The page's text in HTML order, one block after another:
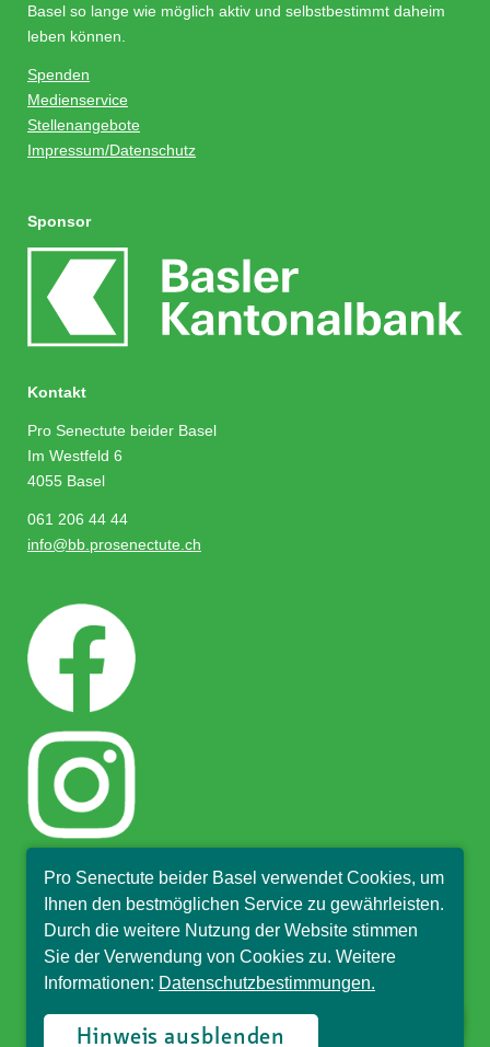
Basel so lange wie möglich aktiv und selbstbestimmt daheim
leben können.
Spenden
Medienservice
Stellenangebote
Impressum/Datenschutz
Sponsor
Kontakt
Pro Senectute beider Basel
Im Westfeld 6
4055 Basel
061 206 44 44
info@bb.prosenectute.ch
© Pro Senectute beider Basel, 2018
Pro Senectute beider Basel verwendet Cookies, um
Ihnen den bestmöglichen Service zu gewährleisten.
Durch die weitere Nutzung der Website stimmen
Sie der Verwendung von Cookies zu. Weitere
Informationen: Datenschutzbestimmungen.
Hinweis ausblenden